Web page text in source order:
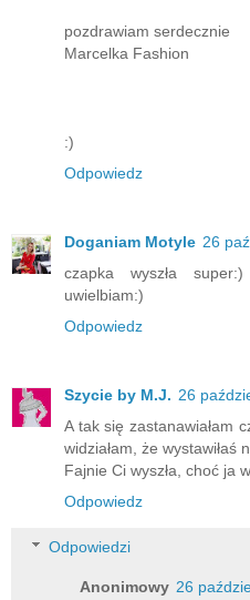
pozdrawiam serdecznie
Marcelka Fashion
:)
Odpowiedz
Doganiam Motyle 26
czapka wyszła
uwielbiam:)
Odpowiedz
Szycie by M.J. 26
A tak się zastanawiałam
widziałam, że wystawiłaś
Fajnie Ci wyszła, choć ja
Odpowiedz
Odpowiedzi
Anonimowy 26